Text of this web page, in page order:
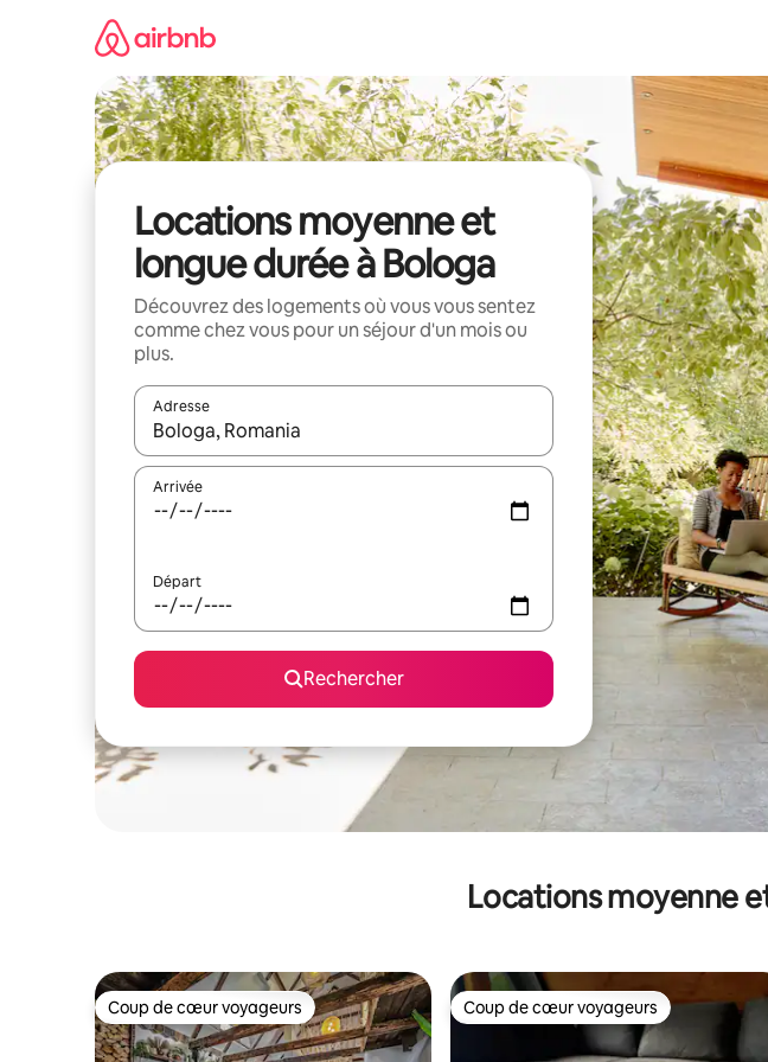
Locations moyenne et
longue durée à Bologa
Découvrez des logements où vous vous sentez
comme chez vous pour un séjour d'un mois ou
plus.
Adresse
Lorsque les résultats s'affichent, utilisez les flèches vers le haut et vers le bas
Arrivée
Départ
Rechercher
Locations moyenne
Coup de cœur voyageurs
Coup de cœur voyageurs Coup de cœur voyageurs
Coup de cœur voyageurs